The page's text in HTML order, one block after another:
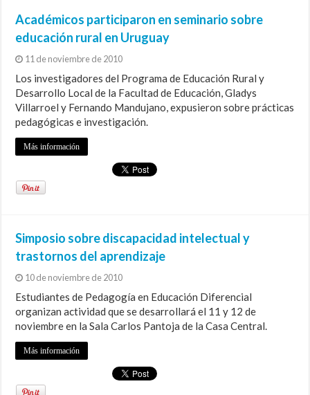
Académicos participaron en seminario sobre
educación rural en Uruguay
11 de noviembre de 2010
Los investigadores del Programa de Educación Rural y
Desarrollo Local de la Facultad de Educación, Gladys
Villarroel y Fernando Mandujano, expusieron sobre prácticas
pedagógicas e investigación.
Más información
Simposio sobre discapacidad intelectual y
trastornos del aprendizaje
10 de noviembre de 2010
Estudiantes de Pedagogía en Educación Diferencial
organizan actividad que se desarrollará el 11 y 12 de
noviembre en la Sala Carlos Pantoja de la Casa Central.
Más información